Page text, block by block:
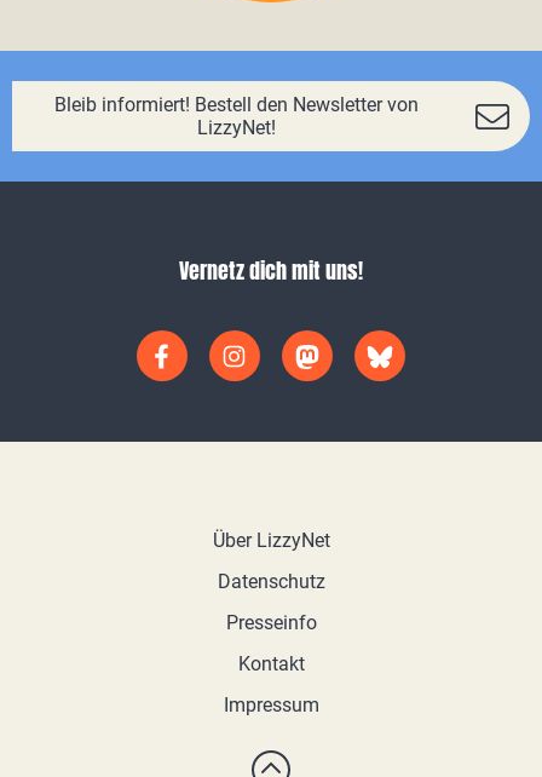
Bleib informiert! Bestell den Newsletter von
LizzyNet!
Vernetz dich mit uns!
Über LizzyNet
Datenschutz
Presseinfo
Kontakt
Impressum